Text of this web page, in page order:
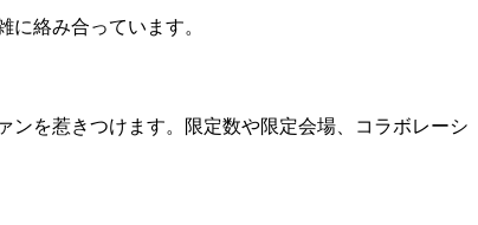
絡み合っています。
を惹きつけます。限定数や限定会場、コラボレーシ